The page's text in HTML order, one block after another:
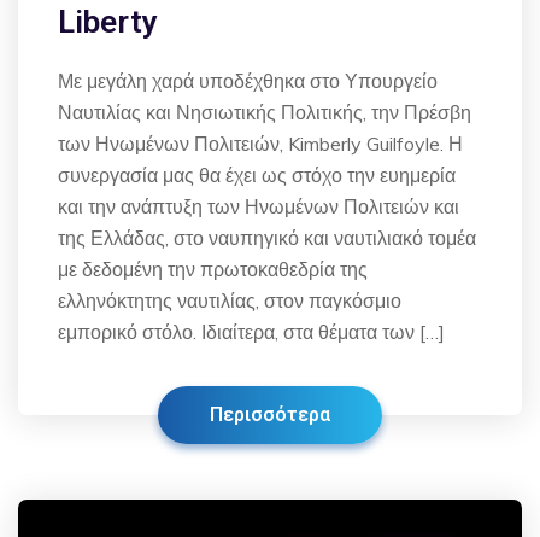
Liberty
Με μεγάλη χαρά υποδέχθηκα στο Υπουργείο
Ναυτιλίας και Νησιωτικής Πολιτικής, την Πρέσβη
των Ηνωμένων Πολιτειών, Kimberly Guilfoyle. Η
συνεργασία μας θα έχει ως στόχο την ευημερία
και την ανάπτυξη των Ηνωμένων Πολιτειών και
της Ελλάδας, στο ναυπηγικό και ναυτιλιακό τομέα
με δεδομένη την πρωτοκαθεδρία της
ελληνόκτητης ναυτιλίας, στον παγκόσμιο
εμπορικό στόλο. Ιδιαίτερα, στα θέματα των […]
Περισσότερα